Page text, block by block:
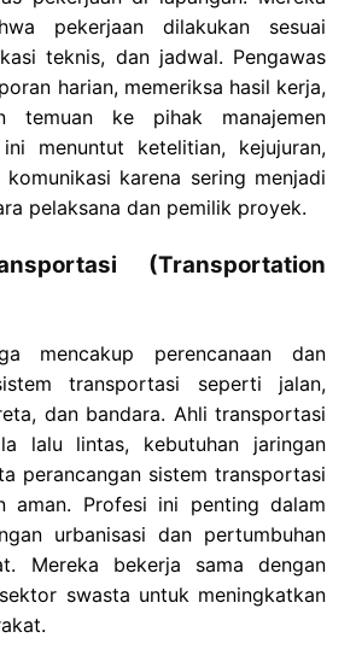
pekerjaan dilakukan sesuai
teknis, dan jadwal. Pengawas
harian, memeriksa hasil kerja,
temuan ke pihak manajemen
menuntut ketelitian, kejujuran,
karena sering menjadi
pelaksana dan pemilik proyek.
(Transportation
mencakup perencanaan dan
transportasi seperti jalan,
dan bandara. Ahli transportasi
lalu lintas, kebutuhan jaringan
perancangan sistem transportasi
aman. Profesi ini penting dalam
urbanisasi dan pertumbuhan
Mereka bekerja sama dengan
swasta untuk meningkatkan